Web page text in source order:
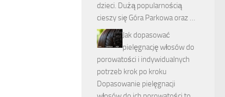
dzieci. Dużą popularnością
cieszy się Góra Parkowa oraz …
Jak dopasować
pielęgnację włosów do
porowatości i indywidualnych
potrzeb krok po kroku
Dopasowanie pielęgnacji